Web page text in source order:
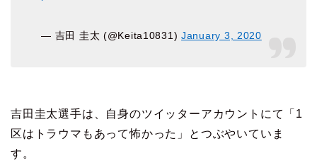
— 吉田 圭太 (@Keita10831)January 3, 2020
吉田圭太選手は、自身のツイッターアカウントにて「1
区はトラウマもあって怖かった」とつぶやいていま
す。